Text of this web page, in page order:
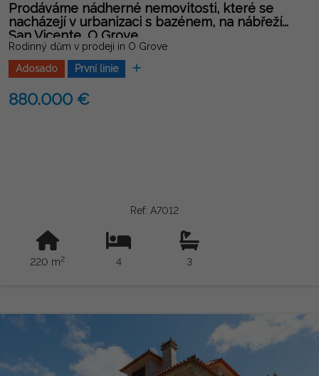
Prodáváme nádherné nemovitosti, které se
nacházejí v urbanizaci s bazénem, na nábřeží...
San Vicente, O Grove
Rodinný dům v prodeji in O Grove
Adosado
První linie
880.000 €
Ref: A7012
220 m2 4 3